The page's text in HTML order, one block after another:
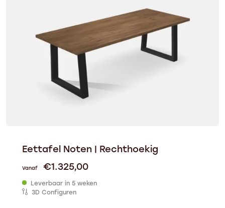
Eettafel Noten | Rechthoekig
Vanaf €1.325,00
Leverbaar in 5 weken
3D Configuren